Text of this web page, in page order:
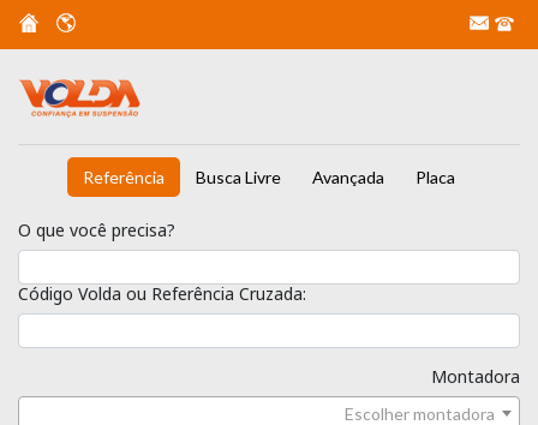
Referência Busca Livre Avançada Placa
O que você precisa?
Código Volda ou Referência Cruzada:
Montadora
Escolher montadora